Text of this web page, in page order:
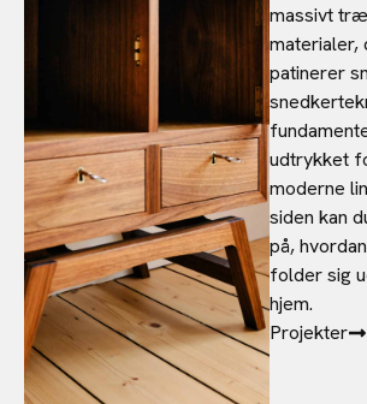
massivt
patinerer
udtrykket
moderne
siden kan
på,
folder sig
hjem.
Projekter